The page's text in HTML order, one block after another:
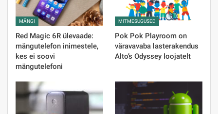
MÄNGI
Red Magic 6R ülevaade:
mängutelefon inimestele,
kes ei soovi
mängutelefoni
MITMESUGUSED
Pok Pok Playroom on
väravavaba lasterakendus
Alto’s Odyssey loojatelt